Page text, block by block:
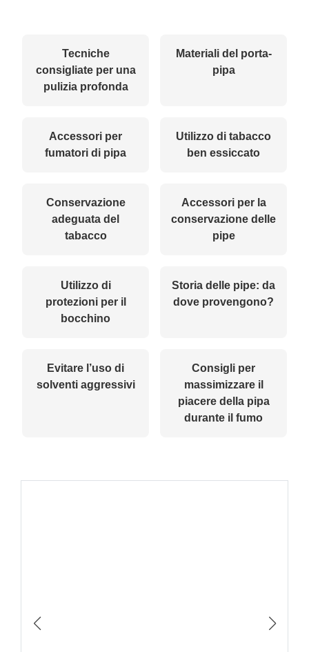
Tecniche
consigliate per una
pulizia profonda
Materiali del porta-
pipa
Accessori per
fumatori di pipa
Utilizzo di tabacco
ben essiccato
Conservazione
adeguata del
tabacco
Accessori per la
conservazione delle
pipe
Utilizzo di
protezioni per il
bocchino
Storia delle pipe: da
dove provengono?
Evitare l’uso di
solventi aggressivi
Consigli per
massimizzare il
piacere della pipa
durante il fumo